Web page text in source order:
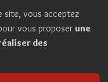
site, vous acceptez
vous proposer une
des